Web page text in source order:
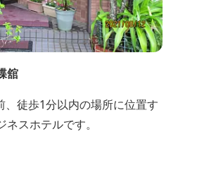
舘
、徒歩1分以内の場所に位置す
スホテルです。